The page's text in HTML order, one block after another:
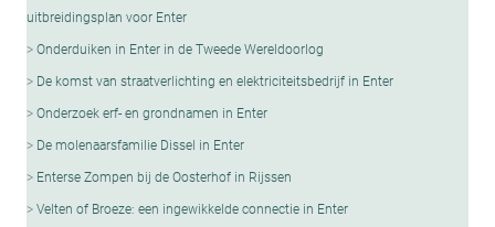
uitbreidingsplan voor Enter
Onderduiken in Enter in de Tweede Wereldoorlog
De komst van straatverlichting en elektriciteitsbedrijf in Enter
Onderzoek erf- en grondnamen in Enter
De molenaarsfamilie Dissel in Enter
Enterse Zompen bij de Oosterhof in Rijssen
Velten of Broeze: een ingewikkelde connectie in Enter